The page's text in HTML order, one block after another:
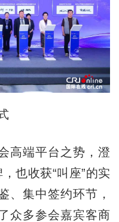
端平台之势，澄
也收获“叫座”的实
、集中签约环节，
众多参会嘉宾客商